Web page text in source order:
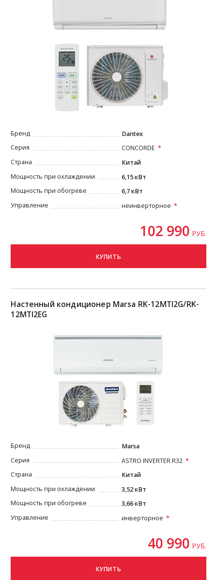
Бренд
Dantex
Серия
CONCORDE
Страна
Китай
Мощность при охлаждении
6,15 кВт
Мощность при обогреве
6,7 кВт
Управление
неинверторное
102 990 РУБ.
КУПИТЬ
Настенный кондиционер Marsa RK-12MTI2G/RK-
12MTI2EG
Бренд
Marsa
Серия
ASTRO INVERTER R32
Страна
Китай
Мощность при охлаждении
3,52 кВт
Мощность при обогреве
3,66 кВт
Управление
инверторное
40 990 РУБ.
КУПИТЬ